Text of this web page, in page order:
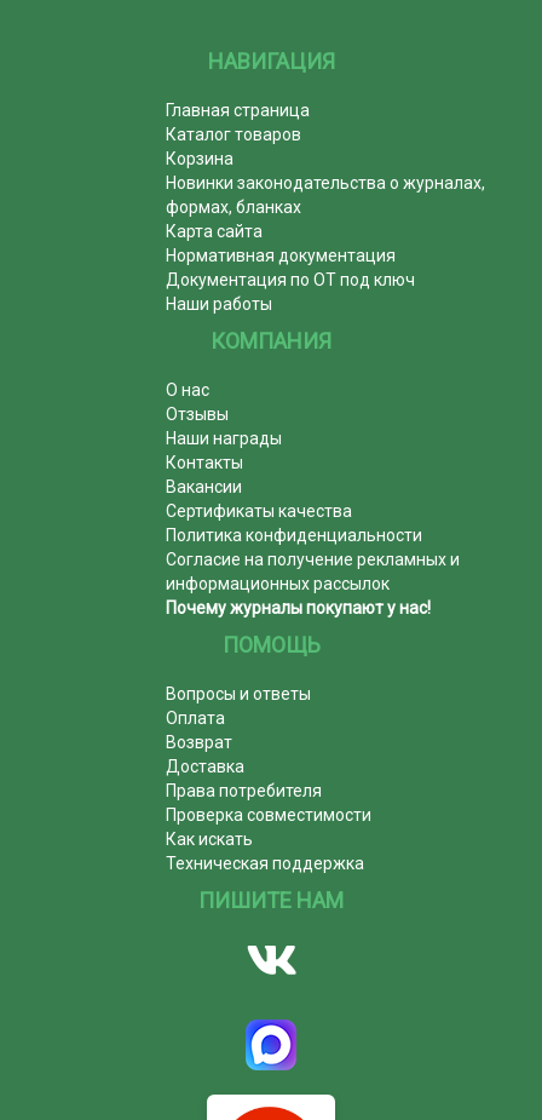
НАВИГАЦИЯ
Главная страница
Каталог товаров
Корзина
Новинки законодательства о журналах,
формах, бланках
Карта сайта
Нормативная документация
Документация по ОТ под ключ
Наши работы
КОМПАНИЯ
О нас
Отзывы
Наши награды
Контакты
Вакансии
Сертификаты качества
Политика конфиденциальности
Согласие на получение рекламных и
информационных рассылок
Почему журналы покупают у нас!
ПОМОЩЬ
Вопросы и ответы
Оплата
Возврат
Доставка
Права потребителя
Проверка совместимости
Как искать
Техническая поддержка
ПИШИТЕ НАМ